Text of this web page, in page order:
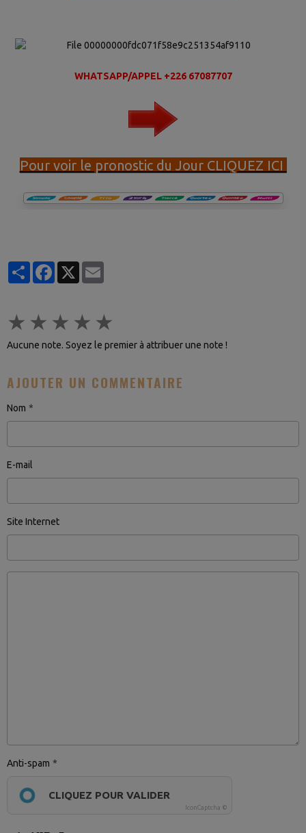
WHATSAPP/APPEL +226 67087707
Pour voir le pronostic du Jour CLIQUEZ ICI
PartagerFacebook
★ ★ ★ ★ ★
Aucune note. Soyez le premier à attribuer une note !
AJOUTER UN COMMENTAIRE
Nom
E-mail
Site Internet
Anti-spam
CLIQUEZ POUR VALIDER
IconCaptcha ©